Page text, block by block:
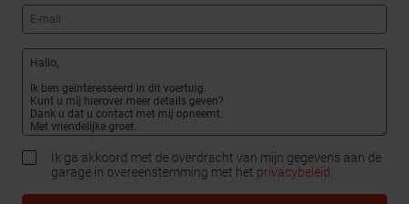
Ik ga akkoord met de overdracht van mijn gegevens aan de
garage in overeenstemming met het privacybeleid.